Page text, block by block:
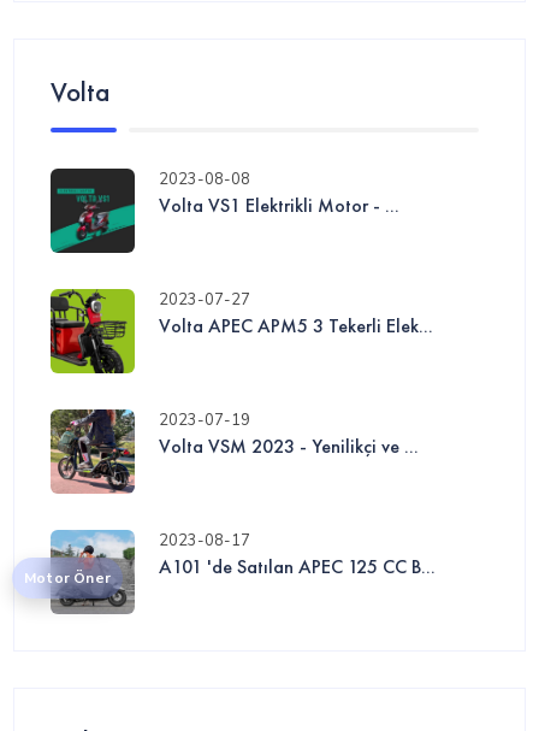
Volta
2023-08-08
Volta VS1 Elektrikli Motor - ...
2023-07-27
Volta APEC APM5 3 Tekerli Elek...
2023-07-19
Volta VSM 2023 - Yenilikçi ve ...
2023-08-17
A101 'de Satılan APEC 125 CC B...
Motor Öner